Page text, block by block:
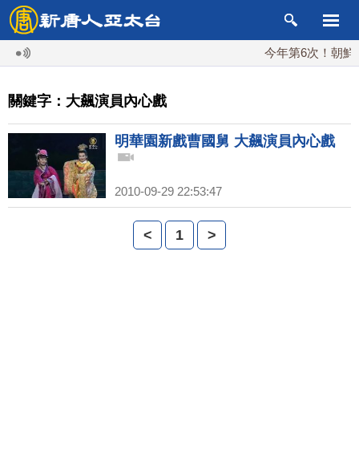
今年第6次！朝鮮
關鍵字：大飆演員內心戲
明華園新戲曹國舅 大飆演員內心戲
2010-09-29 22:53:47
< 1 >